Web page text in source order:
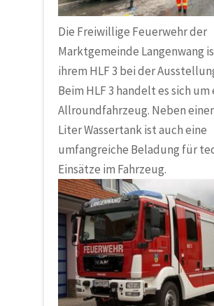
Die Freiwillige Feuerwehr der
Marktgemeinde Langenwang
ihrem HLF 3 bei der
Beim HLF 3 handelt es sich um
Allroundfahrzeug. Neben
Liter Wassertank ist auch eine
umfangreiche Beladung für
Einsätze im Fahrzeug.